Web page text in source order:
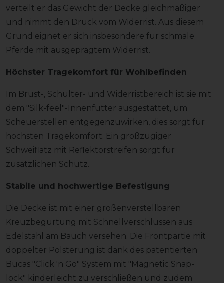
verteilt er das Gewicht der Decke gleichmäßiger
und nimmt den Druck vom Widerrist. Aus diesem
Grund eignet er sich insbesondere für schmale
Pferde mit ausgeprägtem Widerrist.
Höchster Tragekomfort für Wohlbefinden
Im Brust-, Schulter- und Widerristbereich ist sie mit
dem "Silk-feel"-Innenfutter ausgestattet, um
Scheuerstellen entgegenzuwirken, dies sorgt für
höchsten Tragekomfort. Ein großzügiger
Schweiflatz mit Reflektorstreifen sorgt für
zusätzlichen Schutz.
Stabile und hochwertige Befestigung
Die Decke ist mit einer größenverstellbaren
Kreuzbegurtung mit Schnellverschlüssen aus
Edelstahl am Bauch versehen. Die Frontpartie mit
doppelter Polsterung ist dank des patentierten
Bucas "Click 'n Go" System mit "Magnetic Snap-
lock" kinderleicht zu verschließen und zudem